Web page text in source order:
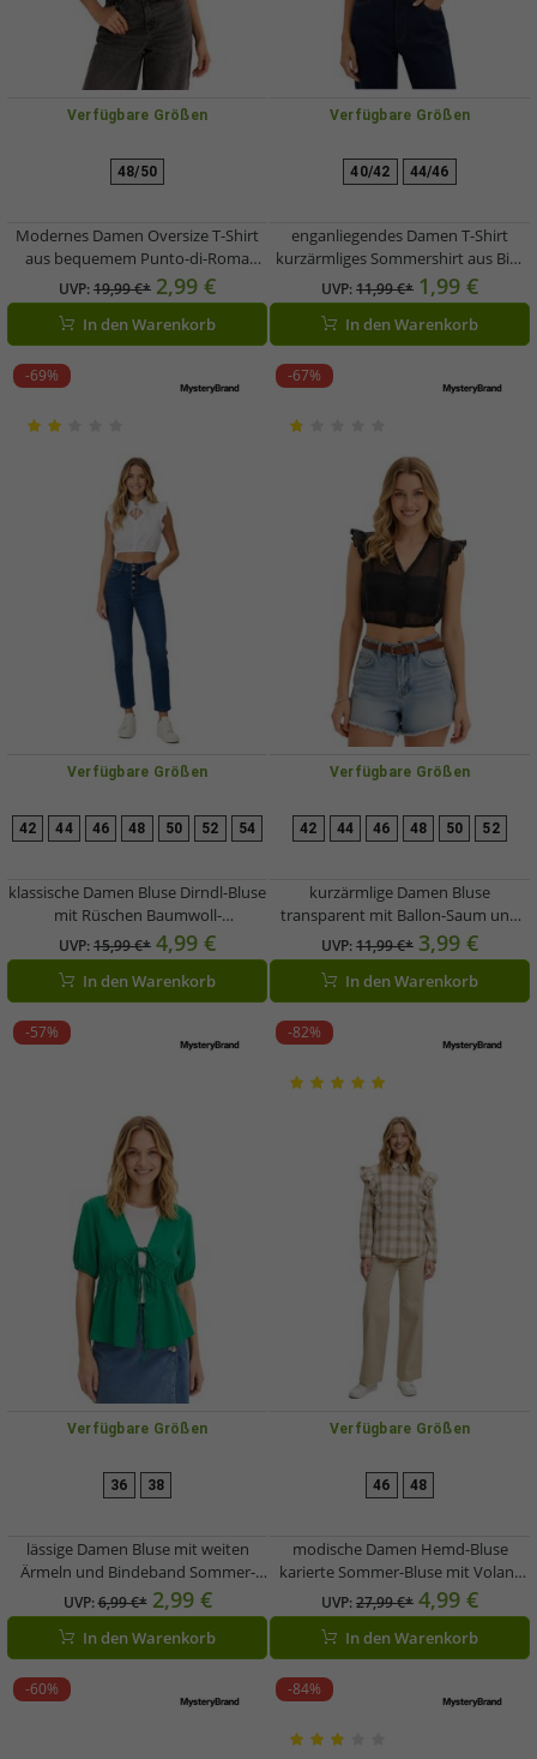
Verfügbare Größen
48/50
Modernes Damen Oversize T-Shirt
aus bequemem Punto-di-Roma
Material mit Reißverschluss hinten
966086 Braun
UVP:19,99 €* 2,99 €
In den Warenkorb
Verfügbare Größen
40/42 44/46
enganliegendes Damen T-Shirt
kurzärmliges Sommershirt aus Bio-
Baumwolle 928790 Pink
UVP:11,99 €* 1,99 €
In den Warenkorb
-69%
Verfügbare Größen
42 44 46 48 50 52 54
klassische Damen Bluse Dirndl-Bluse
mit Rüschen Baumwoll-
Trachtenmode 974979 Weiß
UVP:15,99 €* 4,99 €
In den Warenkorb
-67%
Verfügbare Größen
42 44 46 48 50 52
kurzärmlige Damen Bluse
transparent mit Ballon-Saum und
Rüschen-Ärmeln Sommer-Shirt
933930 Schwarz
UVP:11,99 €* 3,99 €
In den Warenkorb
-57%
Verfügbare Größen
36 38
lässige Damen Bluse mit weiten
Ärmeln und Bindeband Sommer-
Shirt 917998 Grün
UVP:6,99 €* 2,99 €
In den Warenkorb
-82%
Verfügbare Größen
46 48
modische Damen Hemd-Bluse
karierte Sommer-Bluse mit Volant
976369 Beige/Braun
UVP:27,99 €* 4,99 €
In den Warenkorb
-60% -84%